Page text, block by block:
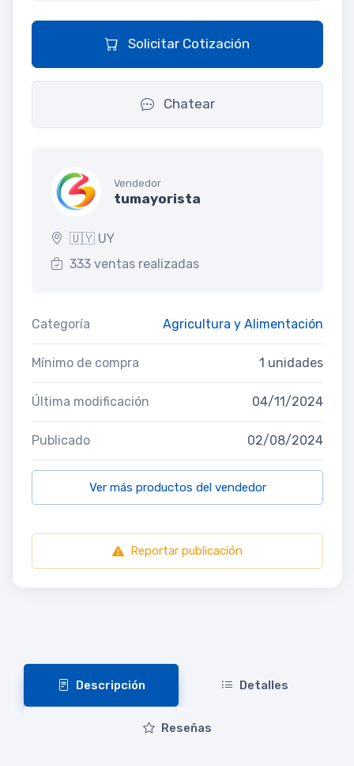
Solicitar Cotización
Chatear
Vendedor
tumayorista
🇺🇾 UY
333 ventas realizadas
Categoría Agricultura y Alimentación
Mínimo de compra 1 unidades
Última modificación 04/11/2024
Publicado 02/08/2024
Ver más productos del vendedor
Reportar publicación
Descripción Detalles
Reseñas